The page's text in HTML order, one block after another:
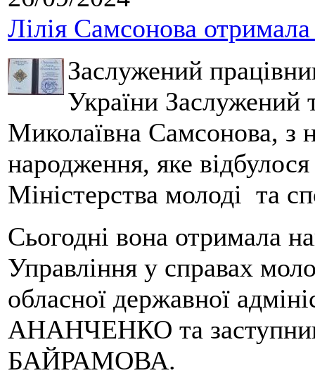
Лілія Самсонова
Заслужений
України Заслужений
Миколаївна Самсонова, з
народження, яке
Міністерства молоді та
Сьогодні вона отримала
Управління у справах
обласної державної
АНАНЧЕНКО та
БАЙРАМОВА.